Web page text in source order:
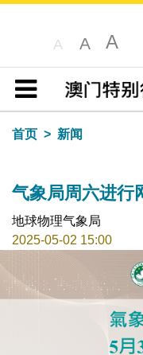
A A A
目录
首页
新闻
气象局周六进行
地球物理气象局
2025-05-02 15:00